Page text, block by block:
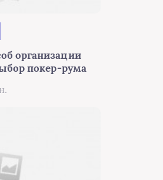
организации
покер-рума